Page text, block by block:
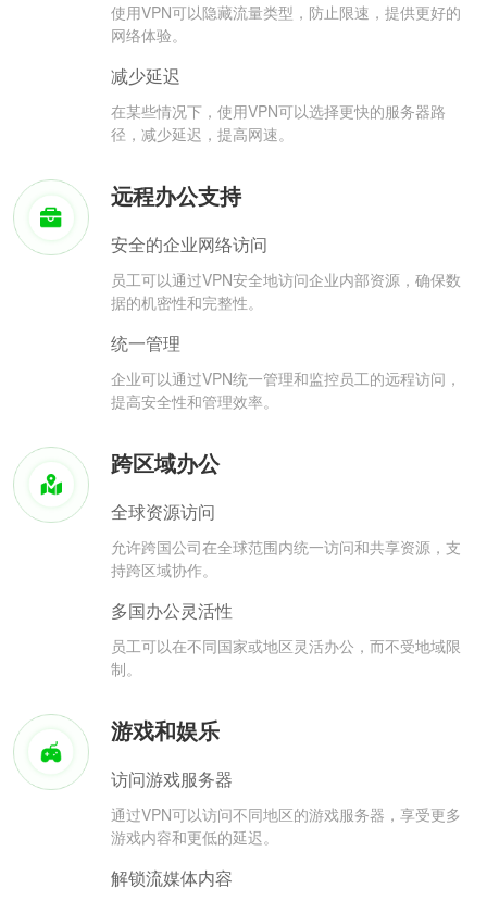
使用VPN可以隐藏流量类型，防止限速，提供更好的
网络体验。
减少延迟
在某些情况下，使用VPN可以选择更快的服务器路
径，减少延迟，提高网速。
远程办公支持
安全的企业网络访问
员工可以通过VPN安全地访问企业内部资源，确保数
据的机密性和完整性。
统一管理
企业可以通过VPN统一管理和监控员工的远程访问，
提高安全性和管理效率。
跨区域办公
全球资源访问
允许跨国公司在全球范围内统一访问和共享资源，支
持跨区域协作。
多国办公灵活性
员工可以在不同国家或地区灵活办公，而不受地域限
制。
游戏和娱乐
访问游戏服务器
通过VPN可以访问不同地区的游戏服务器，享受更多
游戏内容和更低的延迟。
解锁流媒体内容